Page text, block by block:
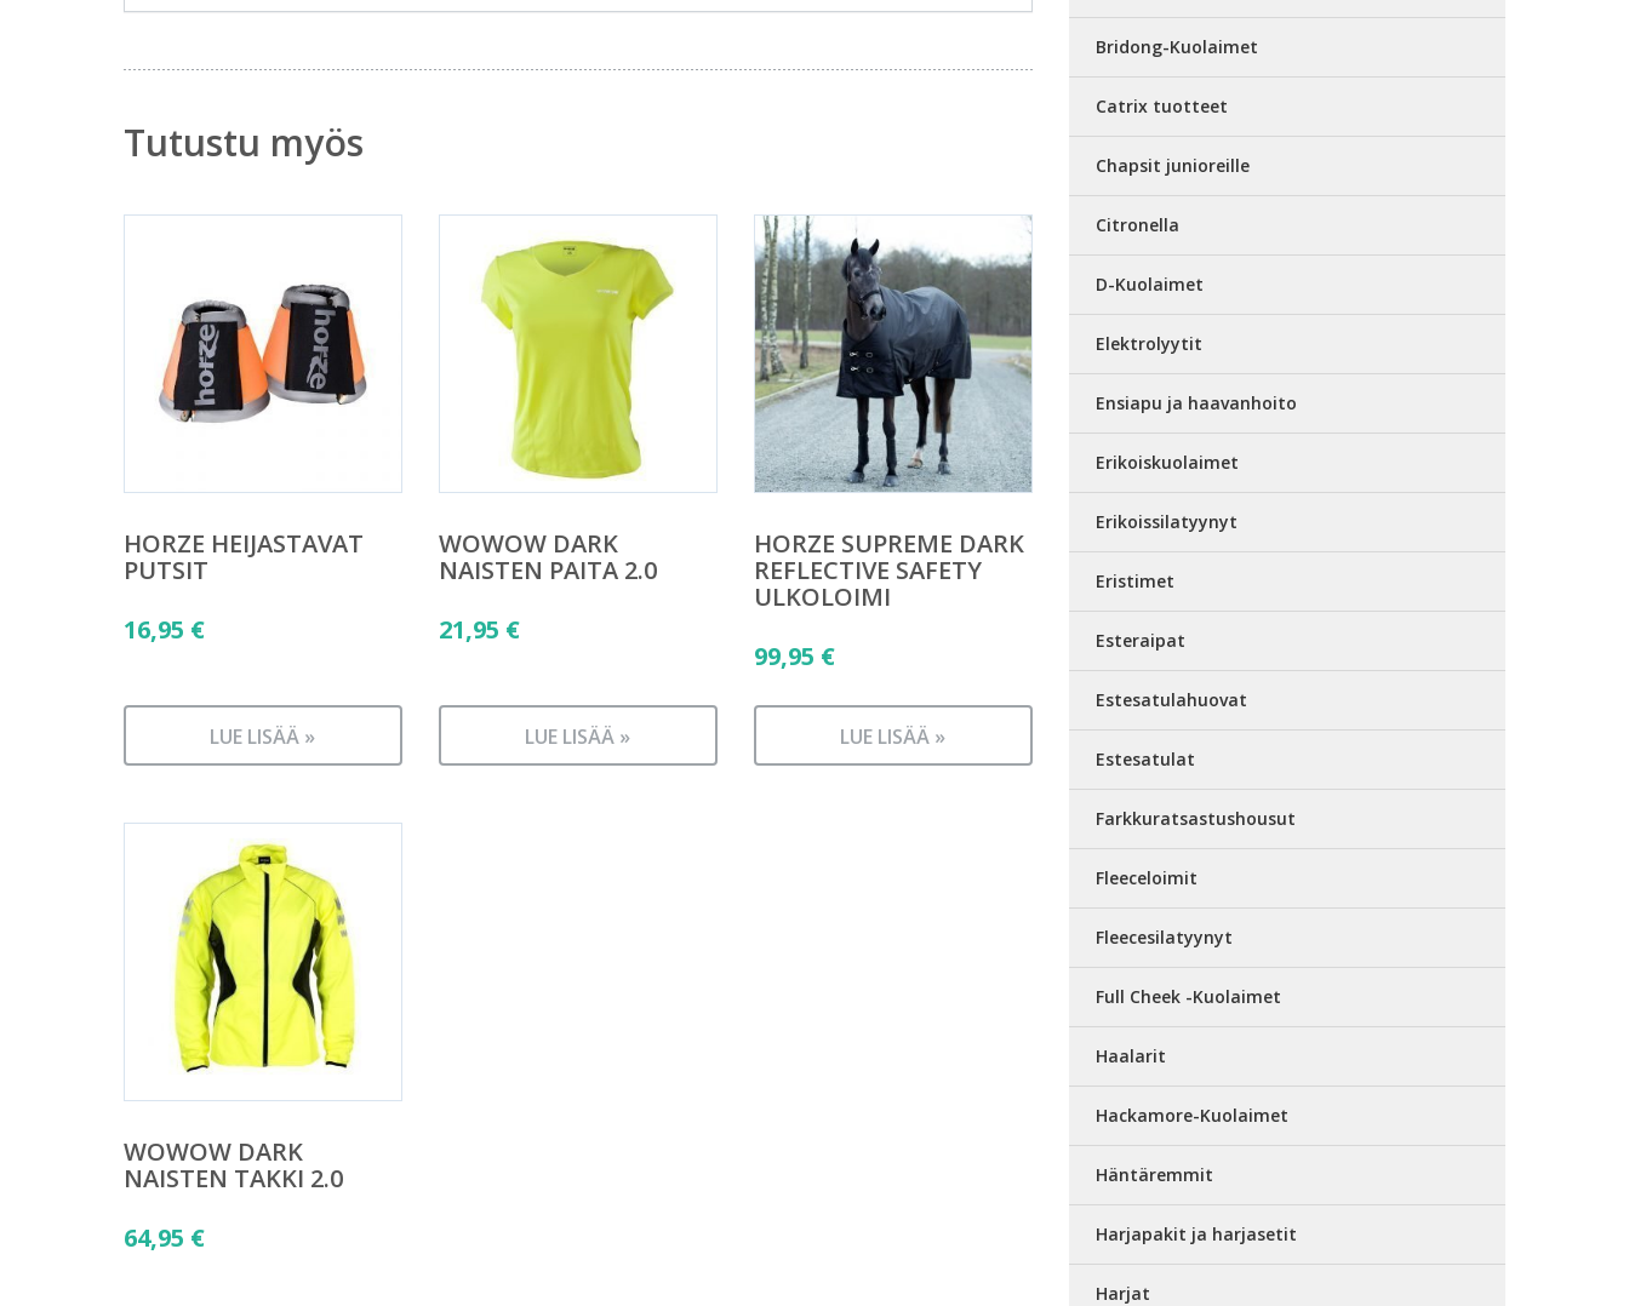
Tutustu myös
HORZE HEIJASTAVAT
PUTSIT
16,95 €
LUE LISÄÄ »
WOWOW DARK
NAISTEN PAITA 2.0
21,95 €
LUE LISÄÄ »
HORZE SUPREME DARK
REFLECTIVE SAFETY
ULKOLOIMI
99,95 €
LUE LISÄÄ »
WOWOW DARK
NAISTEN TAKKI 2.0
64,95 €
Bridong-Kuolaimet
Catrix tuotteet
Chapsit junioreille
Citronella
D-Kuolaimet
Elektrolyytit
Ensiapu ja haavanhoito
Erikoiskuolaimet
Erikoissilatyynyt
Eristimet
Esteraipat
Estesatulahuovat
Estesatulat
Farkkuratsastushousut
Fleeceloimit
Fleecesilatyynyt
Full Cheek -Kuolaimet
Haalarit
Hackamore-Kuolaimet
Häntäremmit
Harjapakit ja harjasetit
Harjat